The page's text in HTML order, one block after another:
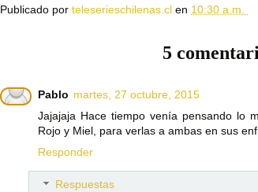
Publicado por teleserieschilenas.cl en 10:30 a.m.
5
Pablo martes, 27 octubre, 2015
Jajajaja Hace tiempo venía pensando lo
Rojo y Miel, para verlas a ambas en sus
Responder
Respuestas